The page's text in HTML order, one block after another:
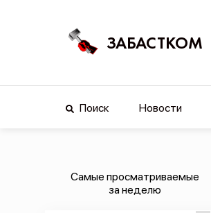
ЗАБАСТКОМ
Поиск Новости
Самые просматриваемые
за неделю